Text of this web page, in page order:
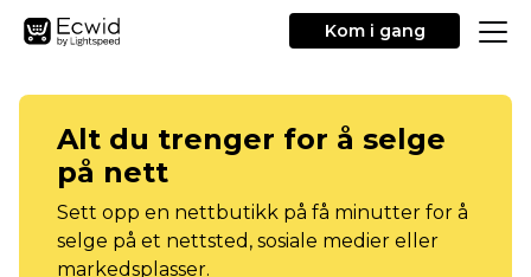
Kom i gang
Alt du trenger for å selge
på nett
Sett opp en nettbutikk på få minutter for å
selge på et nettsted, sosiale medier eller
markedsplasser.